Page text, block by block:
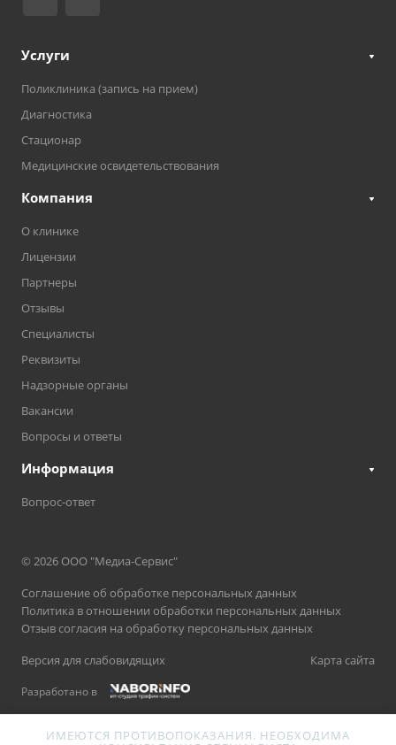
Услуги
Поликлиника (запись на прием)
Диагностика
Стационар
Медицинские освидетельствования
Компания
О клинике
Лицензии
Партнеры
Отзывы
Специалисты
Реквизиты
Надзорные органы
Вакансии
Вопросы и ответы
Информация
Вопрос-ответ
© 2026 ООО "Медиа-Сервис"
Соглашение об обработке персональных данных
Политика в отношении обработки персональных данных
Отзыв согласия на обработку персональных данных
Версия для слабовидящих
Карта сайта
Разработано в
ИМЕЮТСЯ ПРОТИВОПОКАЗАНИЯ. НЕОБХОДИМА